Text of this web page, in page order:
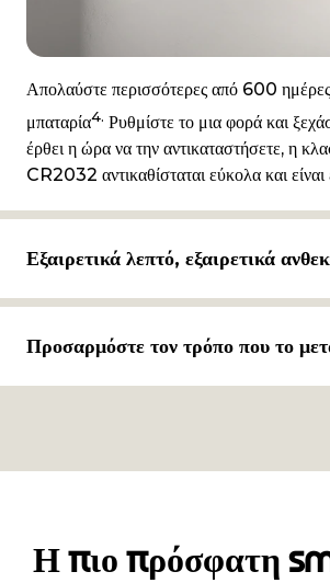
Απολαύστε περισσότερες από 600
μπαταρία4. Ρυθμίστε το μια φορά και
έρθει η ώρα να την αντικαταστήσετε, η
CR2032 αντικαθίσταται εύκολα και
Εξαιρετικά λεπτό, εξαιρετικά
Προσαρμόστε τον τρόπο που το
Η πιο πρόσφατη